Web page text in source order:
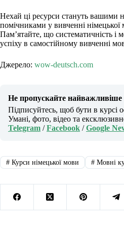
Нехай ці ресурси стануть вашими
помічниками у вивченні
Пам’ятайте, що систематичність і
успіху в самостійному вивченні
Джерело: wow-deutsch.com
Не пропускайте найважливіше
Підписуйтесь, щоб бути в курсі
Умані, фото, відео та
Telegram /Facebook /Google
#Курси німецької мови #Мовні